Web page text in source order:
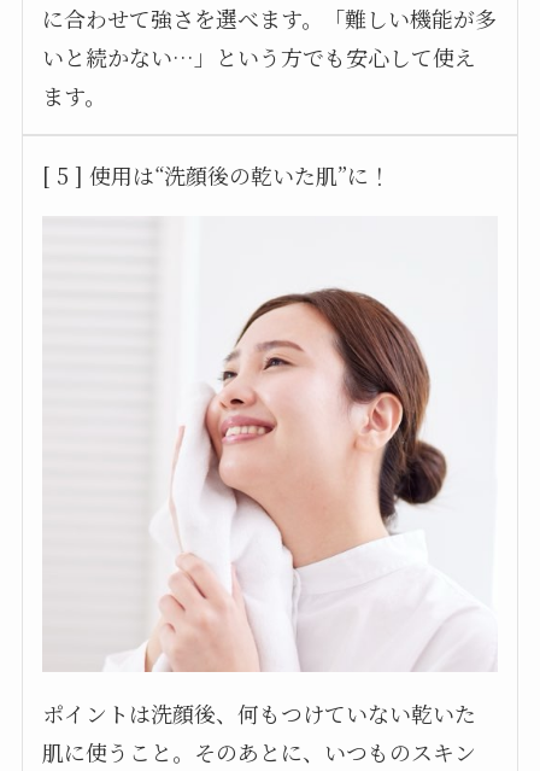
に合わせて強さを選べます。「難しい機能が多
いと続かない…」という方でも安心して使え
ます。
[ 5 ] 使用は“洗顔後の乾いた肌”に！
ポイントは洗顔後、何もつけていない乾いた
肌に使うこと。そのあとに、いつものスキン